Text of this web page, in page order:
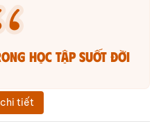
học tập suốt đời
chi tiết